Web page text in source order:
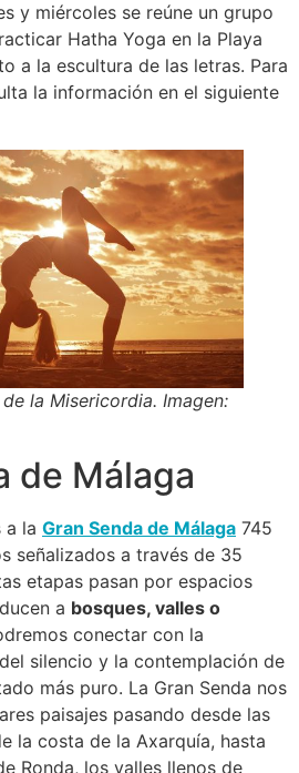
y miércoles se reúne un grupo
Hatha Yoga en la Playa
a la escultura de las letras. Para
la información en el siguiente
la Misericordia. Imagen:
de Málaga
a la Gran Senda de Málaga 745
señalizados a través de 35
etapas pasan por espacios
a bosques, valles o
conectar con la
silencio y la contemplación de
más puro. La Gran Senda nos
paisajes pasando desde las
la costa de la Axarquía, hasta
Ronda, los valles llenos de